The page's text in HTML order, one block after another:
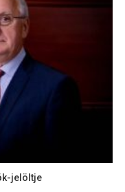
jelöltje